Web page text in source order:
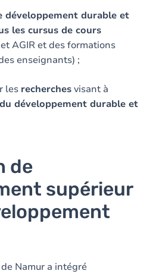
développement durable et
les cursus de cours
AGIR et des formations
enseignants) ;
les recherchesvisant à
développement durable et
de
supérieur
Namur a intégré